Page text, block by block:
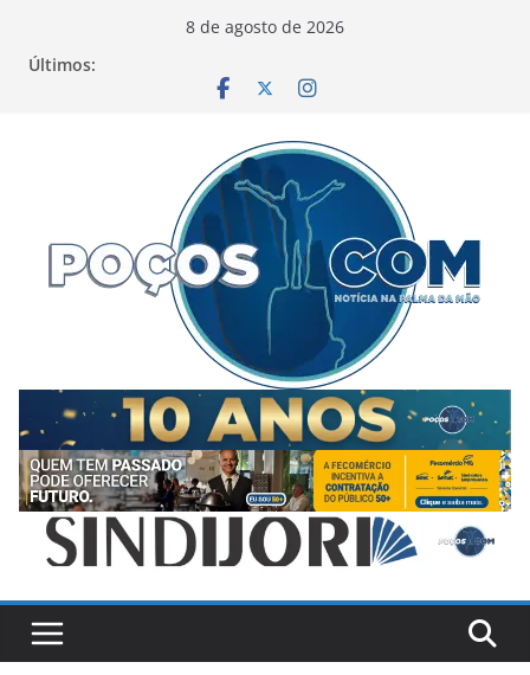
8 de agosto de 2026
Últimos: